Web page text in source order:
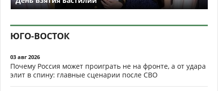
ЮГО-ВОСТОК
03 авг 2026
Почему Россия может проиграть не на фронте, а от удара
элит в спину: главные сценарии после СВО